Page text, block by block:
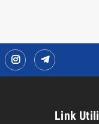
Link Utili